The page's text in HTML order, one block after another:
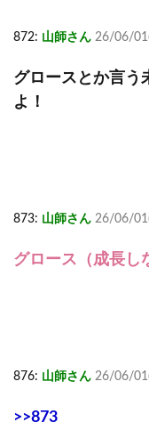
872: 山師さん 26/06/
グロースとか言う
よ！
873: 山師さん 26/06/
グロース（成長し
876: 山師さん 26/06/
>>873